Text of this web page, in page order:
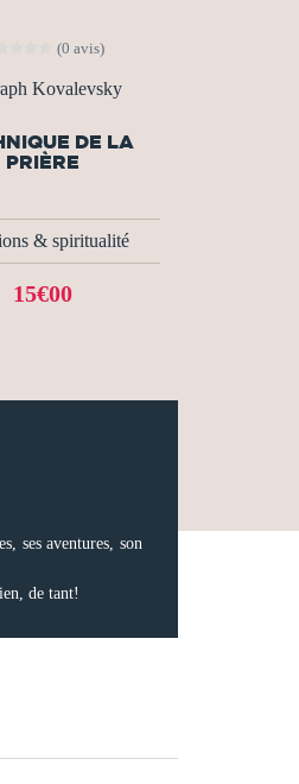
(0 avis)
Kovalevsky
DE LA
PRIÈRE
& spiritualité
15€00
ses aventures, son
de tant!